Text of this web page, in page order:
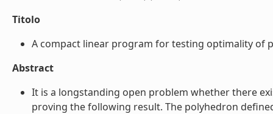
Titolo
A compact linear program for testing optimality of
Abstract
It is a longstanding open problem whether there
proving the following result. The polyhedron